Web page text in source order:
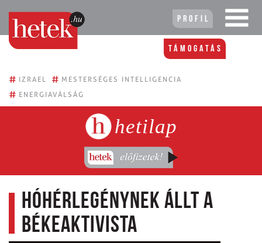
Profil
Támogatás
# IZRAEL # MESTERSÉGES INTELLIGENCIA
# ENERGIAVÁLSÁG
hetilap
Hóhérlegénynek állt a
békeaktivista